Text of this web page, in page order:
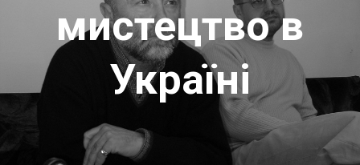
мистецтво в
Україні